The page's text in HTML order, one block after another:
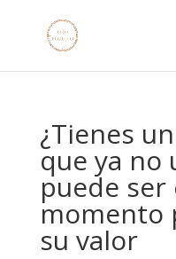
¿Tienes
que ya no
puede
momento
su valor